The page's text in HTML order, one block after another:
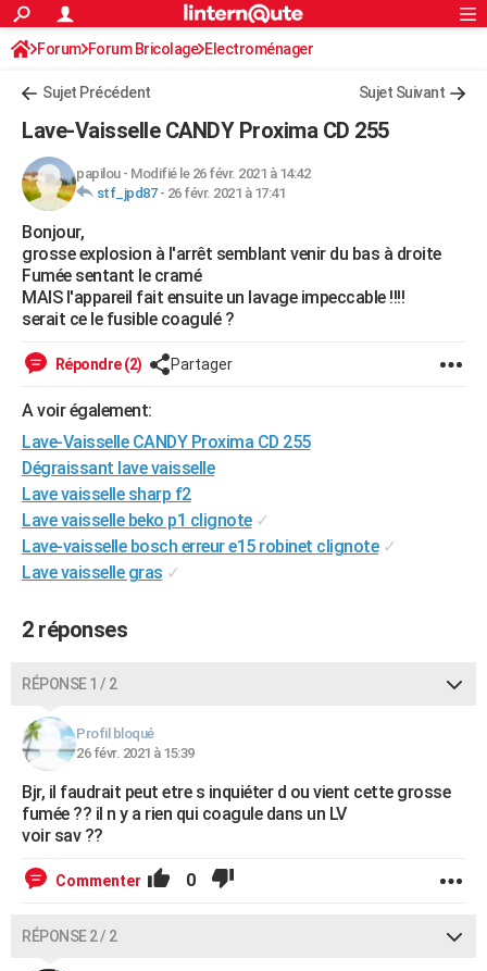
ACTUALITÉS
Politique
Société
Faits Divers
Education
Monde
Villes
+
FINANCE
Retraite
Impôts
Epargne
Immobilier
Risques naturels par ville
Banque
Assurance
Crédit
AUTO
Essais
Réserver un essai
Citadines
Berlines
SUV
Forum auto
+HIGH-TECH
Mobiles
Meilleur smartphone
Internet
Ordinateurs
Jeux vidéo
Guide high-tech
+BRICOLAGE
Forum
Aménagement intérieur
Extérieur
Cuisine
Salle de bains
Jardinage
Rangement
Guides de France
Escapades
Patrimoine
Expositions
Musées
Week-end nature
Art de vivre
Bien-être
Loisirs
Mode
Modes de vie
Alimentation
Guide de la santé
Maladies
Médicaments
Sommeil
VOYAGE
PHOTO
GUIDES D'ACHAT
CARTE DE VOEUX
Carte de Noël
Carte Bonne année
Carte Saint-Valentin
Carte Pâques
Carte d'anniversaire
DICTIONNAIRE
Dictionnaire
Biographies
Citations
Expressions
Proverbes
PROGRAMME TV
S'inscrire
Se connecter
Lycées
Collèges
Primaires
Universités
Entreprises
Service militaire
Avis de recherche
AVIS DE DÉCÈS
FORUM
S'inscrire
Connexion
Forum Forum Bricolage Electroménager
Sujet Précédent Sujet Suivant
Lave-Vaisselle CANDY Proxima CD 255
papilou- Modifié le 26 févr. 2021 à 14:42
stf_jpd87- 26 févr. 2021 à 17:41
Bonjour,
grosse explosion à l'arrêt semblant venir du bas à droite
Fumée sentant le cramé
MAIS l'appareil fait ensuite un lavage impeccable !!!!
serait ce le fusible coagulé ?
Répondre (2) Partager
A voir également:
Lave-Vaisselle CANDY Proxima CD 255
Dégraissant lave vaisselle
Lave vaisselle sharp f2
Lave vaisselle beko p1 clignote ✓
Lave-vaisselle bosch erreur e15 robinet clignote ✓
Lave vaisselle gras ✓
2 réponses
RÉPONSE 1 / 2
Profil bloqué
26 févr. 2021 à 15:39
Bjr, il faudrait peut etre s inquiéter d ou vient cette grosse
fumée ?? il n y a rien qui coagule dans un LV
voir sav ??
Commenter 0
RÉPONSE 2 / 2